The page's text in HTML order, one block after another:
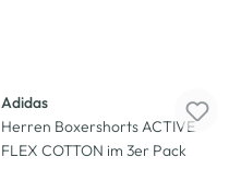
Adidas
Herren Boxershorts ACTIVE
FLEX COTTON im 3er Pack